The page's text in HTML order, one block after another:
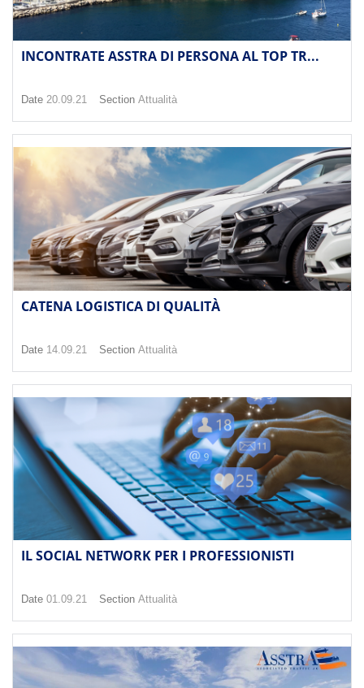
INCONTRATE ASSTRA DI PERSONA AL TOP TR...
Date 20.09.21 Section Attualità
CATENA LOGISTICA DI QUALITÀ
Date 14.09.21 Section Attualità
IL SOCIAL NETWORK PER I PROFESSIONISTI
Date 01.09.21 Section Attualità